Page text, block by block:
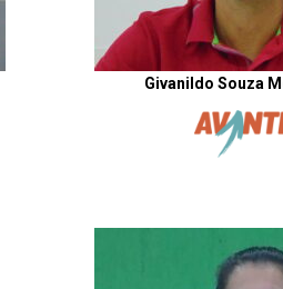
Givanildo Souza